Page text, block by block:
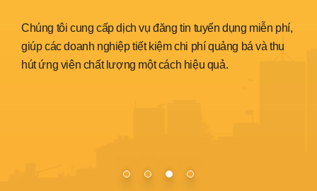
Chúng tôi cung cấp dịch vụ đăng tin tuyển dụng miễn phí,
giúp các doanh nghiệp tiết kiệm chi phí quảng bá và thu
hút ứng viên chất lượng một cách hiệu quả.